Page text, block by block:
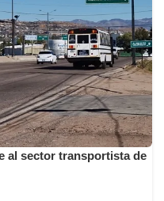
al sector transportista de